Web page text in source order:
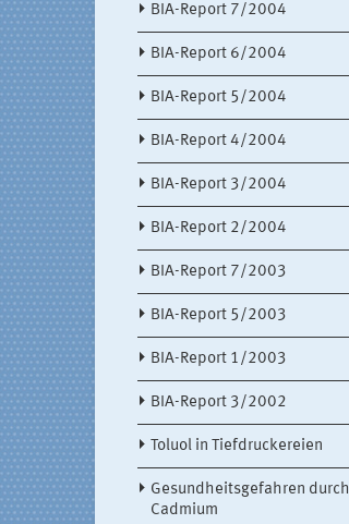
BIA-Report 7/2004
BIA-Report 6/2004
BIA-Report 5/2004
BIA-Report 4/2004
BIA-Report 3/2004
BIA-Report 2/2004
BIA-Report 7/2003
BIA-Report 5/2003
BIA-Report 1/2003
BIA-Report 3/2002
Toluol in Tiefdruckereien
Gesundheitsgefahren durch
Cadmium